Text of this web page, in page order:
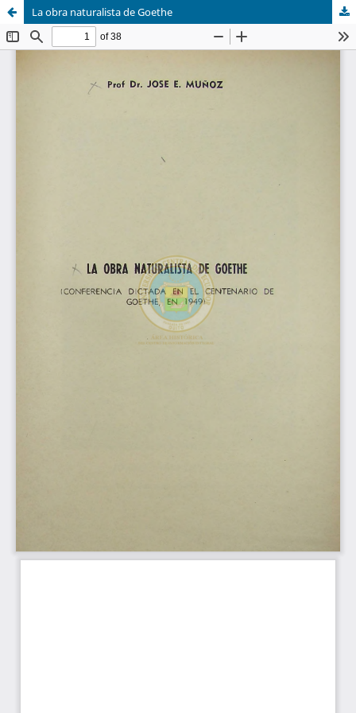
La obra naturalista de Goethe